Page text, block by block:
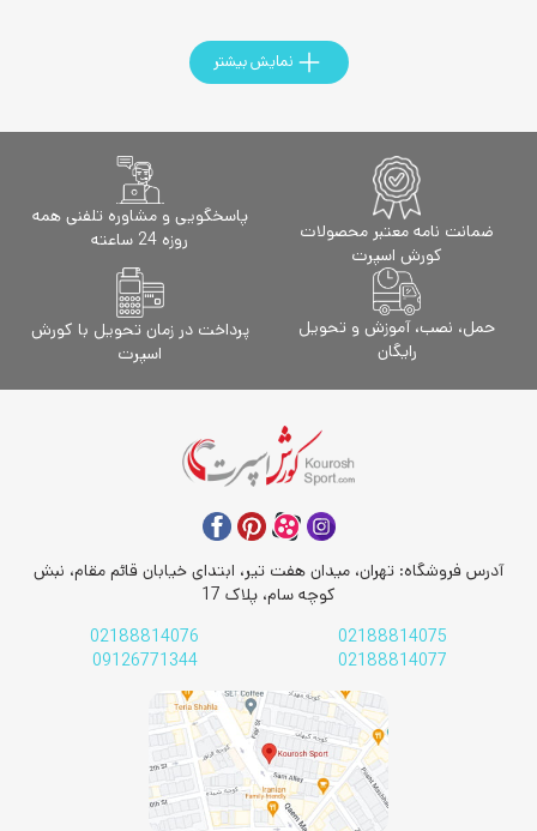
نمایش بیشتر
ضمانت نامه معتبر محصولات
کورش اسپرت
پاسخگویی و مشاوره تلفنی همه
روزه 24 ساعته
حمل، نصب، آموزش و تحویل
رایگان
پرداخت در زمان تحویل با کورش
اسپرت
آدرس فروشگاه: تهران، میدان هفت تیر، ابتدای خیابان قائم مقام، نبش
کوچه سام، پلاک 17
02188814075
02188814076
02188814077
09126771344